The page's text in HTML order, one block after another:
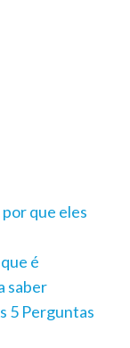
que eles
é
saber
5 Perguntas